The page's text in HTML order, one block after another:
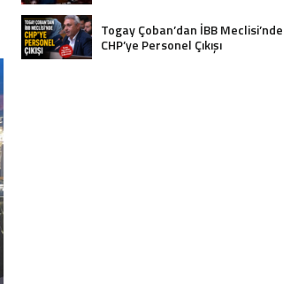
Togay Çoban’dan İBB Meclisi’nde
CHP’ye Personel Çıkışı